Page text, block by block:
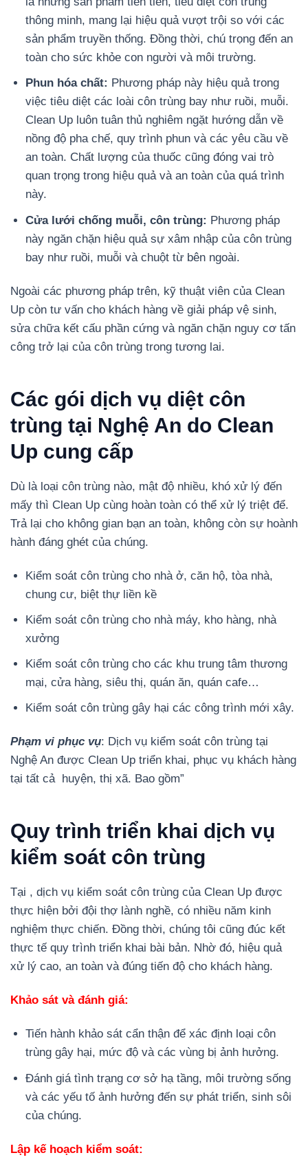
thông minh, mang lại hiệu quả vượt trội so với các
sản phẩm truyền thống. Đồng thời, chú trọng đến an
toàn cho sức khỏe con người và môi trường.
Phun hóa chất: Phương pháp này hiệu quả trong
việc tiêu diệt các loài côn trùng bay như ruồi, muỗi.
Clean Up luôn tuân thủ nghiêm ngặt hướng dẫn về
nồng độ pha chế, quy trình phun và các yêu cầu về
an toàn. Chất lượng của thuốc cũng đóng vai trò
quan trọng trong hiệu quả và an toàn của quá trình
này.
Cửa lưới chống muỗi, côn trùng: Phương pháp
này ngăn chặn hiệu quả sự xâm nhập của côn trùng
bay như ruồi, muỗi và chuột từ bên ngoài.
Ngoài các phương pháp trên, kỹ thuật viên của Clean
Up còn tư vấn cho khách hàng về giải pháp vệ sinh,
sửa chữa kết cấu phần cứng và ngăn chặn nguy cơ tấn
công trở lại của côn trùng trong tương lai.
Các gói dịch vụ diệt côn
trùng tại Nghệ An do Clean
Up cung cấp
Dù là loại côn trùng nào, mật độ nhiều, khó xử lý đến
mấy thì Clean Up cùng hoàn toàn có thể xử lý triệt để.
Trả lại cho không gian bạn an toàn, không còn sự hoành
hành đáng ghét của chúng.
Kiểm soát côn trùng cho nhà ở, căn hộ, tòa nhà,
chung cư, biệt thự liền kề
Kiểm soát côn trùng cho nhà máy, kho hàng, nhà
xưởng
Kiểm soát côn trùng cho các khu trung tâm thương
mại, cửa hàng, siêu thị, quán ăn, quán cafe…
Kiểm soát côn trùng gây hại các công trình mới xây.
Phạm vi phục vụ: Dịch vụ kiểm soát côn trùng tại
Nghệ An được Clean Up triển khai, phục vụ khách hàng
tại tất cả huyện, thị xã. Bao gồm”
Quy trình triển khai dịch vụ
kiểm soát côn trùng
Tại , dịch vụ kiểm soát côn trùng của Clean Up được
thực hiện bởi đội thợ lành nghề, có nhiều năm kinh
nghiệm thực chiến. Đồng thời, chúng tôi cũng đúc kết
thực tế quy trình triển khai bài bản. Nhờ đó, hiệu quả
xử lý cao, an toàn và đúng tiến độ cho khách hàng.
Khảo sát và đánh giá:
Tiến hành khảo sát cẩn thận để xác định loại côn
trùng gây hại, mức độ và các vùng bị ảnh hưởng.
Đánh giá tình trạng cơ sở hạ tầng, môi trường sống
và các yếu tố ảnh hưởng đến sự phát triển, sinh sôi
của chúng.
Lập kế hoạch kiểm soát: